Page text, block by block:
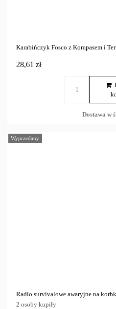
Karabińczyk Fosco z Kompasem i
28,61 zł
Dostawa w
Wyprzedany
Radio survivalowe awaryjne na
2 osoby kupiły